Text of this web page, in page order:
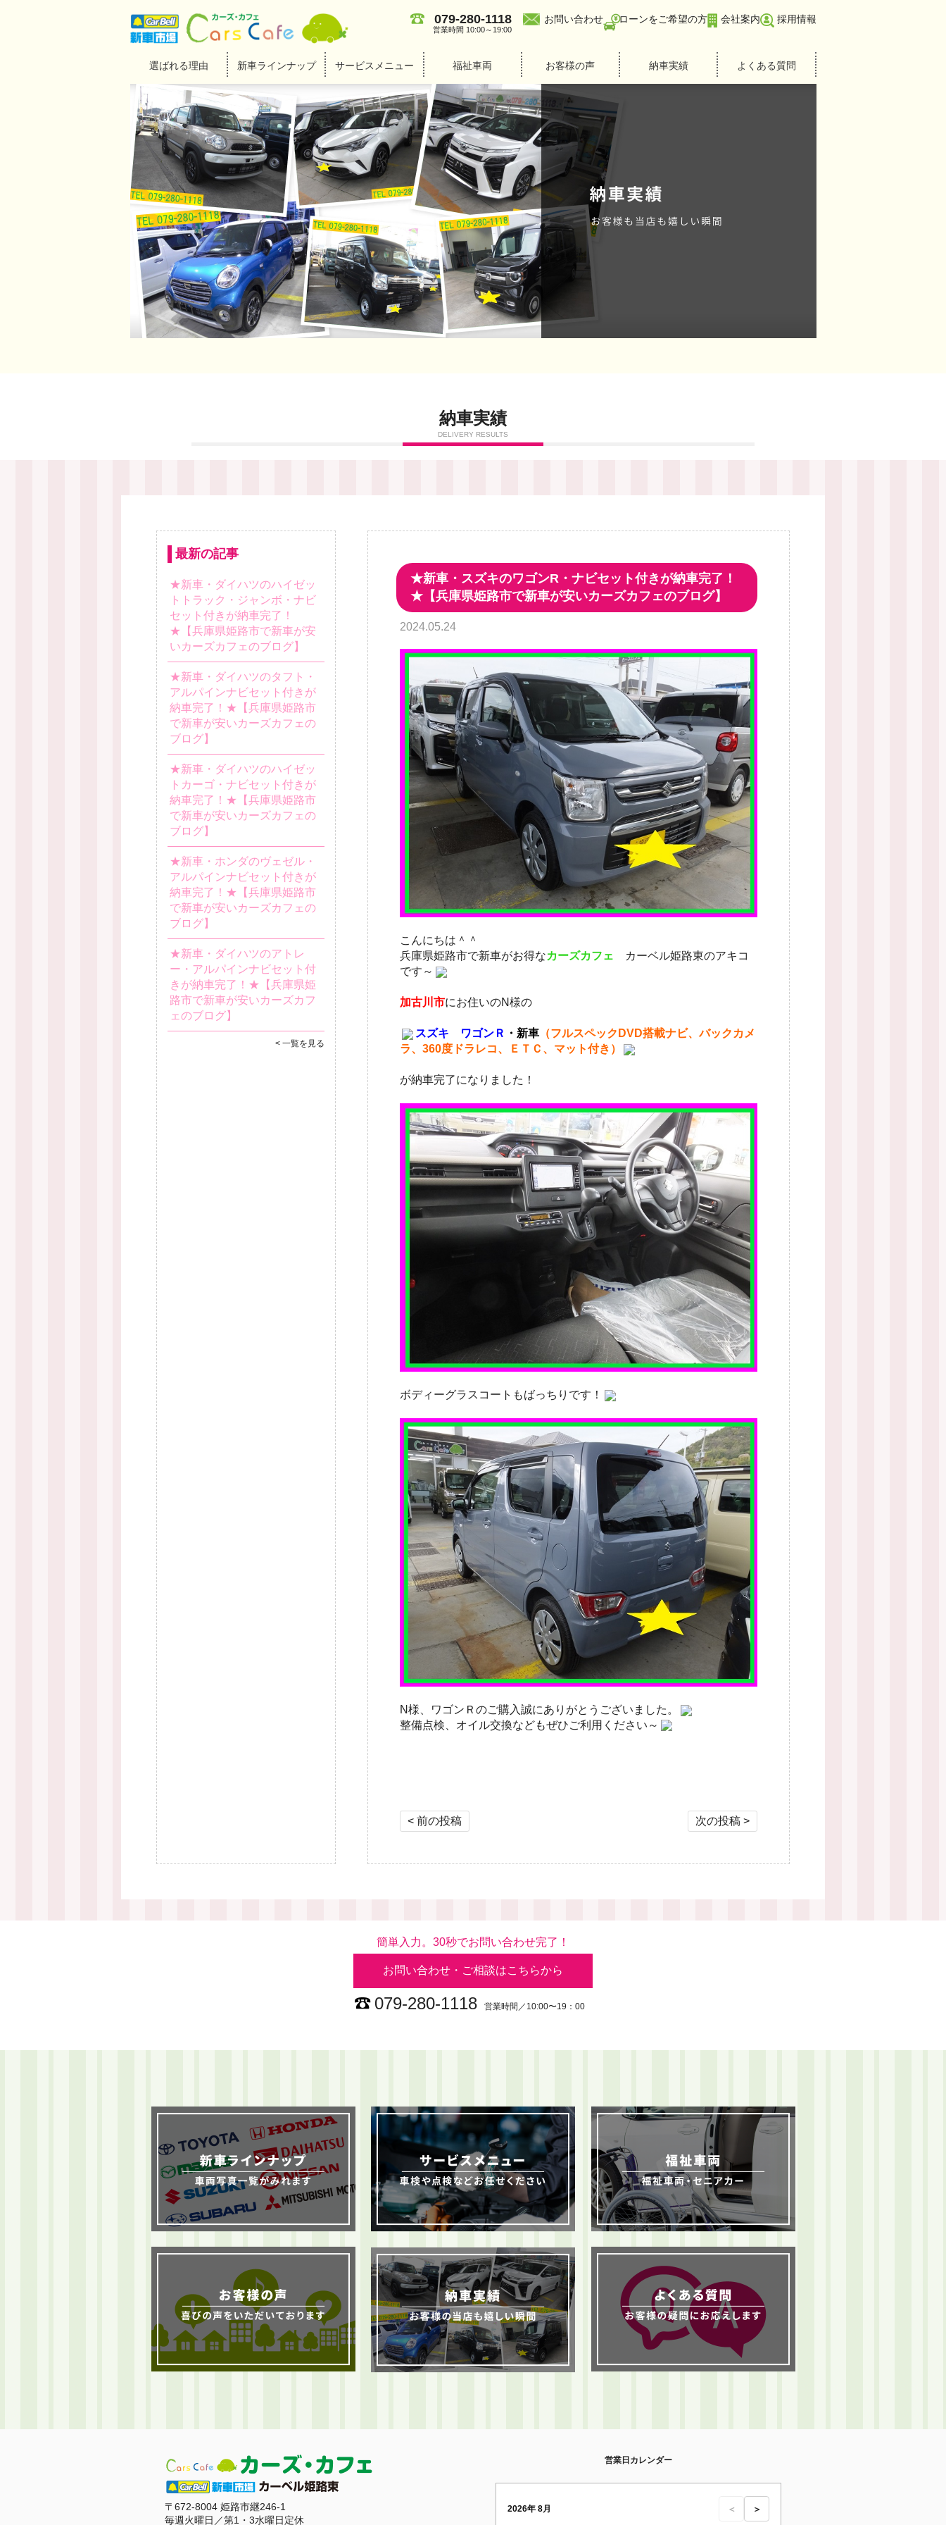
079-280-1118
営業時間 10:00～19:00
お問い合わせ ローンをご希望の方 会社案内 採用情報
選ばれる理由 新車ラインナップ サービスメニュー 福祉車両 お客様の声 納車実績 よくある質問
納車実績
DELIVERY RESULTS
★新車・スズキのワゴンR・ナビセット付きが納車完了！
★【兵庫県姫路市で新車が安いカーズカフェのブログ】
2024.05.24
こんにちは＾＾
兵庫県姫路市で新車がお得なカーズカフェ
カーベル姫路東のアキコ
です～
加古川市にお住いのN様の
スズキ ワゴンＲ ・新車 （フルスペックDVD搭載ナビ、バックカメ
ラ、360度ドラレコ、ＥＴＣ、マット付き）
が納車完了になりました！
ボディーグラスコートもばっちりです！
N様、ワゴンＲのご購入誠にありがとうございました。
整備点検、オイル交換などもぜひご利用ください～
投稿ナビゲーション
< 前の投稿 次の投稿 >
最新の記事
★新車・ダイハツのハイゼッ
トトラック・ジャンボ・ナビ
セット付きが納車完了！
★【兵庫県姫路市で新車が安
いカーズカフェのブログ】
★新車・ダイハツのタフト・
アルパインナビセット付きが
納車完了！★【兵庫県姫路市
で新車が安いカーズカフェの
ブログ】
★新車・ダイハツのハイゼッ
トカーゴ・ナビセット付きが
納車完了！★【兵庫県姫路市
で新車が安いカーズカフェの
ブログ】
★新車・ホンダのヴェゼル・
アルパインナビセット付きが
納車完了！★【兵庫県姫路市
で新車が安いカーズカフェの
ブログ】
★新車・ダイハツのアトレ
ー・アルパインナビセット付
きが納車完了！★【兵庫県姫
路市で新車が安いカーズカフ
ェのブログ】
< 一覧を見る
簡単入力。30秒でお問い合わせ完了！
お問い合わせ・ご相談はこちらから
079-280-1118 営業時間／10:00〜19：00
〒672-8004 姫路市継246-1
毎週火曜日／第1・3水曜日定休
営業日カレンダー
2026年 8月 ＜ ＞